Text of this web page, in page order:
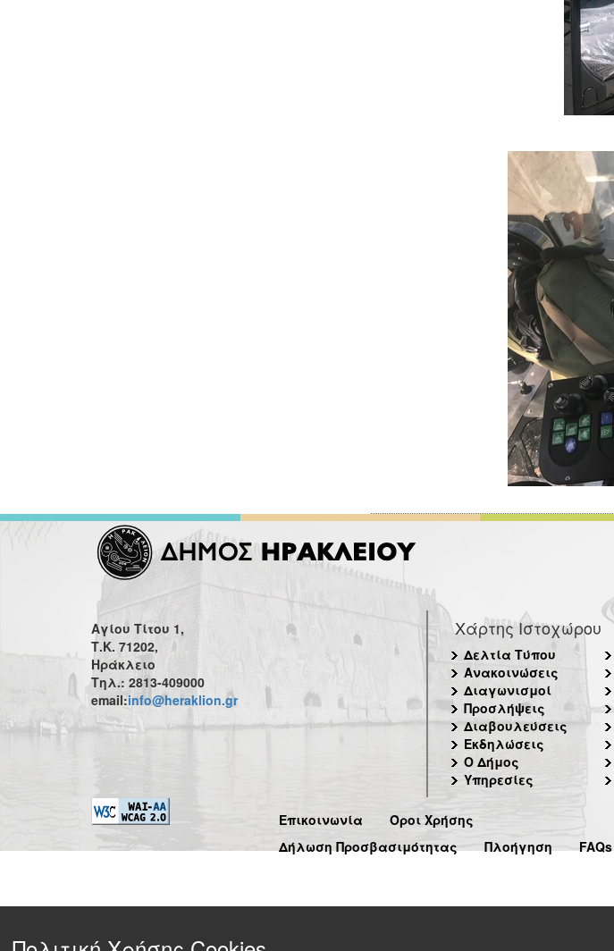
Αγίου Τίτου 1,
Τ.Κ. 71202,
Ηράκλειο
Τηλ.: 2813-409000
email:info@heraklion.gr
Χάρτης Ιστοχώρου
Δελτία Τύπου
Ανακοινώσεις
Διαγωνισμοί
Προσλήψεις
Διαβουλεύσεις
Εκδηλώσεις
Ο Δήμος
Υπηρεσίες
Επικοινωνία
Όροι Χρήσης
Δήλωση Προσβασιμότητας
Πλοήγηση FAQs